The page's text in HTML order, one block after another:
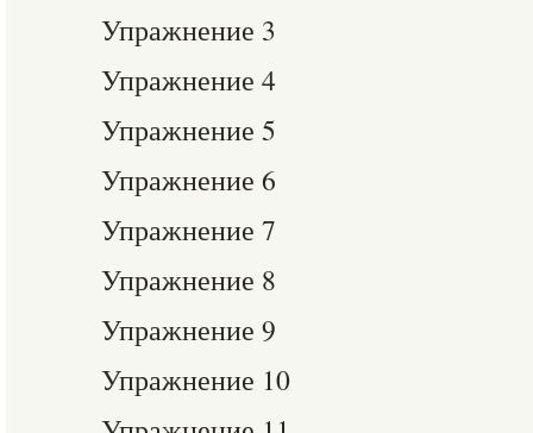
Упражнение 3
Упражнение 4
Упражнение 5
Упражнение 6
Упражнение 7
Упражнение 8
Упражнение 9
Упражнение 10